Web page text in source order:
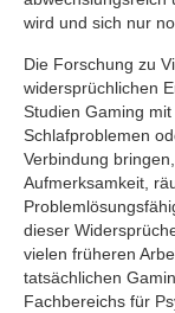
wird und sich nur
Die Forschung zu
widersprüchlichen
Studien Gaming
Schlafproblemen
Verbindung
Aufmerksamkeit,
dieser
vielen früheren
tatsächlichen
Fachbereichs für